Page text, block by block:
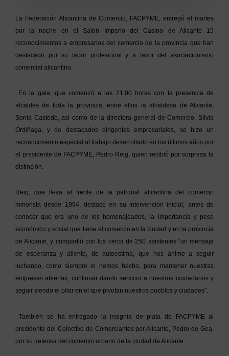
La Federación Alicantina de Comercio, FACPYME, entregó el martes
por la noche en el Salón Imperio del Casino de Alicante 15
reconocimientos a empresarios del comercio de la provincia que han
destacado por su labor profesional y a favor del asociacionismo
comercial alicantino.
En la gala, que comenzó a las 21.00 horas con la presencia de
alcaldes de toda la provincia, entre ellos la alcaldesa de Alicante,
Sonia Castedo, asi como de la directora general de Comercio, Silvia
Ordiñaga, y de destacados dirigentes empresariales, se hizo un
reconocimiento especial al trabajo desarrollado en los últimos años por
el presidente de FACPYME, Pedro Reig, quien recibió por sorpresa la
distinción.
Reig, que lleva al frente de la patronal alicantina del comercio
minorista desde 1994, destacó en su intervención inicial, antes de
conocer que era uno de los homenajeados, la importancia y peso
económico y social que tiene el comercio en la ciudad y en la provincia
de Alicante, y compartió con los cerca de 250 asistentes “un mensaje
de esperanza y aliento, de autoestima, que nos anime a seguir
luchando, como siempre lo hemos hecho, para mantener nuestras
empresas abiertas, continuar dando servicio a nuestros ciudadanos y
seguir siendo el pilar en el que pivotan nuestros pueblos y ciudades”.
También se ha entregado la insignia de plata de FACPYME al
presidente del Colectivo de Comerciantes por Alicante, Pedro de Gea,
por su defensa del comercio urbano de la ciudad de Alicante.